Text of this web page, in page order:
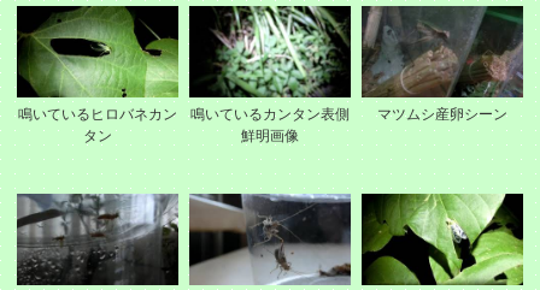
鳴いているヒロバネカン
タン
鳴いているカンタン表側
鮮明画像
マツムシ産卵シーン